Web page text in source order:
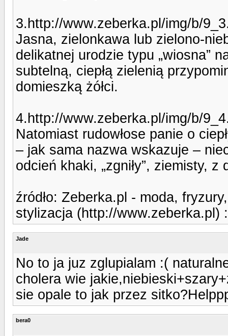
3.http://www.zeberka.pl/img/b/
Jasna, zielonkawa lub zielono-
delikatnej urodzie typu „wiosna”
subtelną, ciepłą zielenią
domieszką żółci.
4.http://www.zeberka.pl/img/b/
Natomiast rudowłose panie o
– jak sama nazwa wskazuje –
odcień khaki, „zgniły”, ziemisty, z
źródło: Zeberka.pl - moda,
stylizacja (http://www.zeberka.pl)
Jade
No to ja juz zglupialam :(
cholera wie
sie opale to jak przez
bera0